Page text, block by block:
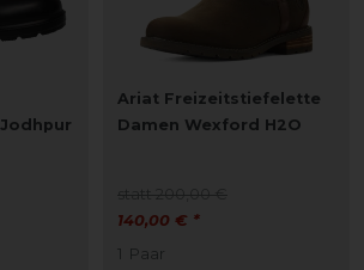
Ariat Freizeitstiefelette
Damen Wexford H2O
140,00 € *
1 Paar